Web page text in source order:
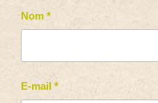
Nom *
E-mail *